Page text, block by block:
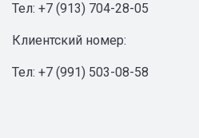
Тел: +7 (913) 704-28-05
Клиентский номер:
Тел: +7 (991) 503-08-58